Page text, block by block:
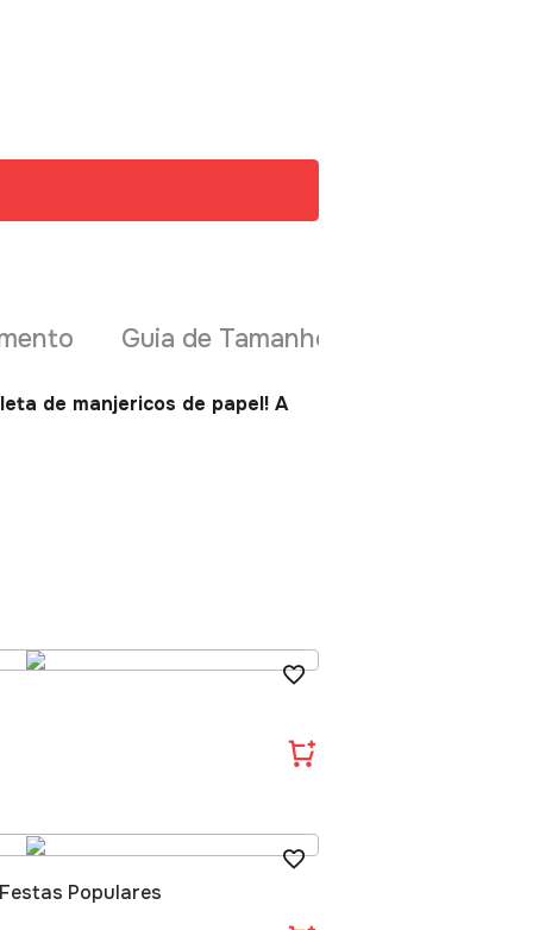
Guia de Tamanhos
de manjericos de papel! A
Populares